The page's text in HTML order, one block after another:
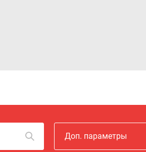
Доп. параметры